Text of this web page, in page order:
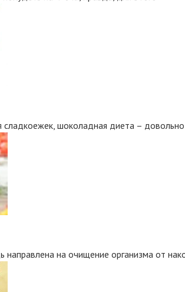
сладкоежек, шоколадная диета –
на очищение организма от